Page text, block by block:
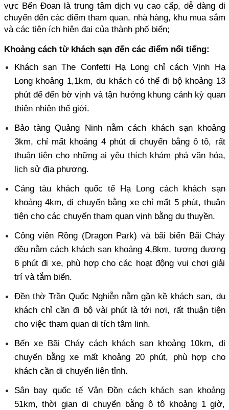
vực Bến Đoan là trung tâm dịch vụ cao cấp, dễ dàng di
chuyển đến các điểm tham quan, nhà hàng, khu mua sắm
và các tiện ích hiện đại của thành phố biển;
Khoảng cách từ khách sạn đến các điểm nổi tiếng:
Khách sạn The Confetti Hạ Long chỉ cách Vịnh Hạ
Long khoảng 1,1km, du khách có thể đi bộ khoảng 13
phút để đến bờ vịnh và tận hưởng khung cảnh kỳ quan
thiên nhiên thế giới.
Bảo tàng Quảng Ninh nằm cách khách sạn khoảng
3km, chỉ mất khoảng 4 phút di chuyển bằng ô tô, rất
thuận tiện cho những ai yêu thích khám phá văn hóa,
lịch sử địa phương.
Cảng tàu khách quốc tế Hạ Long cách khách sạn
khoảng 4km, di chuyển bằng xe chỉ mất 5 phút, thuận
tiện cho các chuyến tham quan vịnh bằng du thuyền.
Công viên Rồng (Dragon Park) và bãi biển Bãi Cháy
đều nằm cách khách sạn khoảng 4,8km, tương đương
6 phút đi xe, phù hợp cho các hoạt động vui chơi giải
trí và tắm biển.
Đền thờ Trần Quốc Nghiễn nằm gần kề khách sạn, du
khách chỉ cần đi bộ vài phút là tới nơi, rất thuận tiện
cho việc tham quan di tích tâm linh.
Bến xe Bãi Cháy cách khách sạn khoảng 10km, di
chuyển bằng xe mất khoảng 20 phút, phù hợp cho
khách cần di chuyển liên tỉnh.
Sân bay quốc tế Vân Đồn cách khách sạn khoảng
51km, thời gian di chuyển bằng ô tô khoảng 1 giờ,